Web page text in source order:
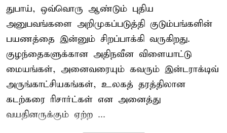
துபாய், ஒவ்வொரு ஆண்டும் புதிய
அனுபவங்களை அறிமுகப்படுத்தி குடும்பங்களின்
பயணத்தை இன்னும் சிறப்பாக்கி வருகிறது.
குழந்தைகளுக்கான அதிநவீன விளையாட்டு
மையங்கள், அனைவரையும் கவரும் இன்டராக்டிவ்
அருங்காட்சியகங்கள், உலகத் தரத்திலான
கடற்கரை ரிசார்ட்கள் என அனைத்து
வயதினருக்கும் ஏற்ற ...